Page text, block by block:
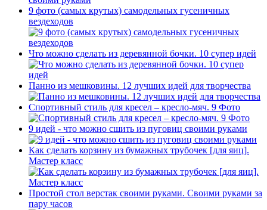
9 фото (самых крутых) самодельных гусеничных
вездеходов
Что можно сделать из деревянной бочки. 10 супер идей
Панно из мешковины. 12 лучших идей для творчества
Спортивный стиль для кресел – кресло-мяч. 9 Фото
9 идей - что можно сшить из пуговиц своими руками
Как сделать корзину из бумажных трубочек [для яиц].
Мастер класс
Простой стол верстак своими руками. Своими руками за
пару часов